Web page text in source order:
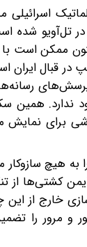
تل‌آویو شده
ممکن است
در قبال ایران
رسانه‌ها
ندارد. همین
برای نمایش
هیچ سازوکار
کشتی‌ها از
خارج از این
و مرور را